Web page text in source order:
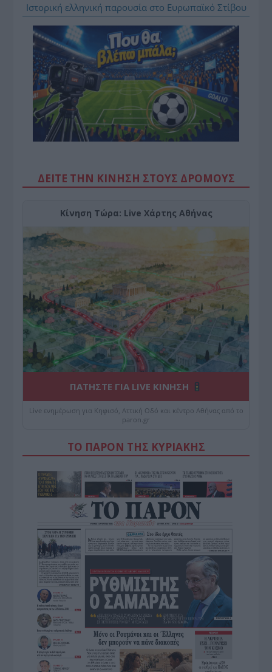
Ιστορική ελληνική παρουσία στο Ευρωπαϊκό Στίβου
ΔΕΙΤΕ ΤΗΝ ΚΙΝΗΣΗ ΣΤΟΥΣ ΔΡΌΜΟΥΣ
Κίνηση Τώρα: Live Χάρτης Αθήνας
ΠΑΤΗΣΤΕ ΓΙΑ LIVE ΚΙΝΗΣΗ
Live ενημέρωση για Κηφισό, Αττική Οδό και κέντρο Αθήνας από το
paron.gr
ΤΟ ΠΑΡΟΝ ΤΗΣ ΚΥΡΙΑΚΗΣ